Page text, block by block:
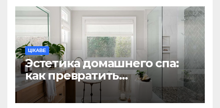
ЦІКАВЕ
Эстетика домашнего спа:
как превратить
ежедневную гигиену в
восстанавливающий